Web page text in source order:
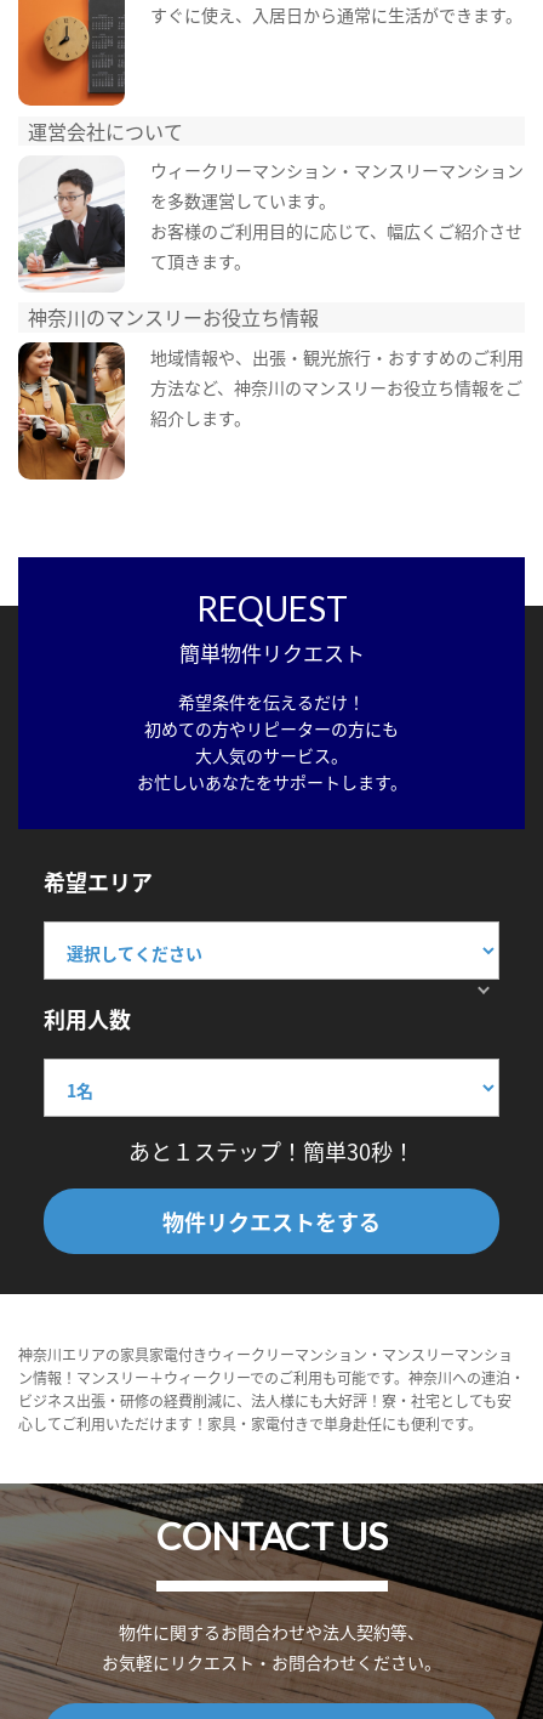
すぐに使え、入居日から通常に生活ができます。
運営会社について
ウィークリーマンション・マンスリーマンション
を多数運営しています。
お客様のご利用目的に応じて、幅広くご紹介させ
て頂きます。
神奈川のマンスリーお役立ち情報
地域情報や、出張・観光旅行・おすすめのご利用
方法など、神奈川のマンスリーお役立ち情報をご
紹介します。
REQUEST
簡単物件リクエスト
希望条件を伝えるだけ！
初めての方やリピーターの方にも
大人気のサービス。
お忙しいあなたをサポートします。
希望エリア
利用人数
あと１ステップ！簡単30秒！
物件リクエストをする
神奈川エリアの家具家電付きウィークリーマンション・マンスリーマンショ
ン情報！マンスリー＋ウィークリーでのご利用も可能です。神奈川への連泊・
ビジネス出張・研修の経費削減に、法人様にも大好評！寮・社宅としても安
心してご利用いただけます！家具・家電付きで単身赴任にも便利です。
CONTACT US
物件に関するお問合わせや法人契約等、
お気軽にリクエスト・お問合わせください。